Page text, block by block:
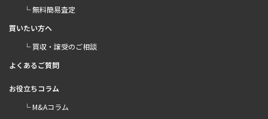
└ 無料簡易査定
買いたい方へ
└ 買収・譲受のご相談
よくあるご質問
お役立ちコラム
└ M&Aコラム